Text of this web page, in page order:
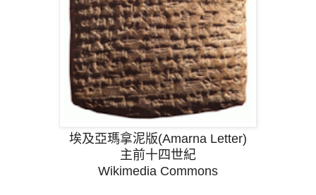
埃及亞瑪拿泥版(Amarna Letter)
主前十四世紀
Wikimedia Commons